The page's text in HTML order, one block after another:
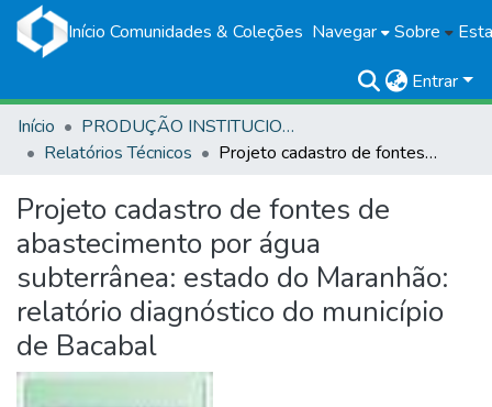
Início Comunidades & Coleções Navegar Sobre
Entrar
Início
PRODUÇÃO INSTITUCIONAL
Relatórios Técnicos
Projeto cadastro de fontes de abastecimento por água subterrânea: estado do Maranhão: relatório diagnóstico do município de Bacabal
Projeto cadastro de fontes de
abastecimento por água
subterrânea: estado do Maranhão:
relatório diagnóstico do município
de Bacabal